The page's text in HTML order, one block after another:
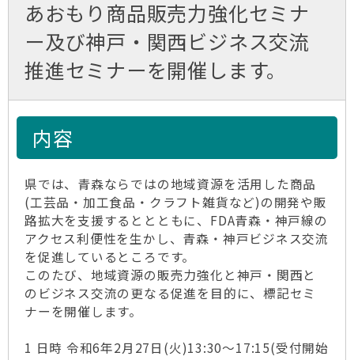
あおもり商品販売力強化セミナ
ー及び神戸・関西ビジネス交流
推進セミナーを開催します。
内容
県では、青森ならではの地域資源を活用した商品
(工芸品・加工食品・クラフト雑貨など)の開発や販
路拡大を支援するととともに、FDA青森・神戸線の
アクセス利便性を生かし、青森・神戸ビジネス交流
を促進しているところです。
このたび、地域資源の販売力強化と神戸・関西と
のビジネス交流の更なる促進を目的に、標記セミ
ナーを開催します。
1 日時 令和6年2月27日(火)13:30～17:15(受付開始